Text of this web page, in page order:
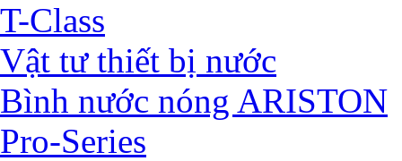
T-Class
Vật tư thiết bị nước
Bình nước nóng ARISTON
Pro-Series